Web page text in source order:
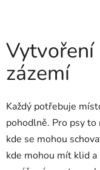
Vytvoření
zázemí
Každý potřebuje
pohodlně. Pro psy
kde se mohou
kde mohou mít klid